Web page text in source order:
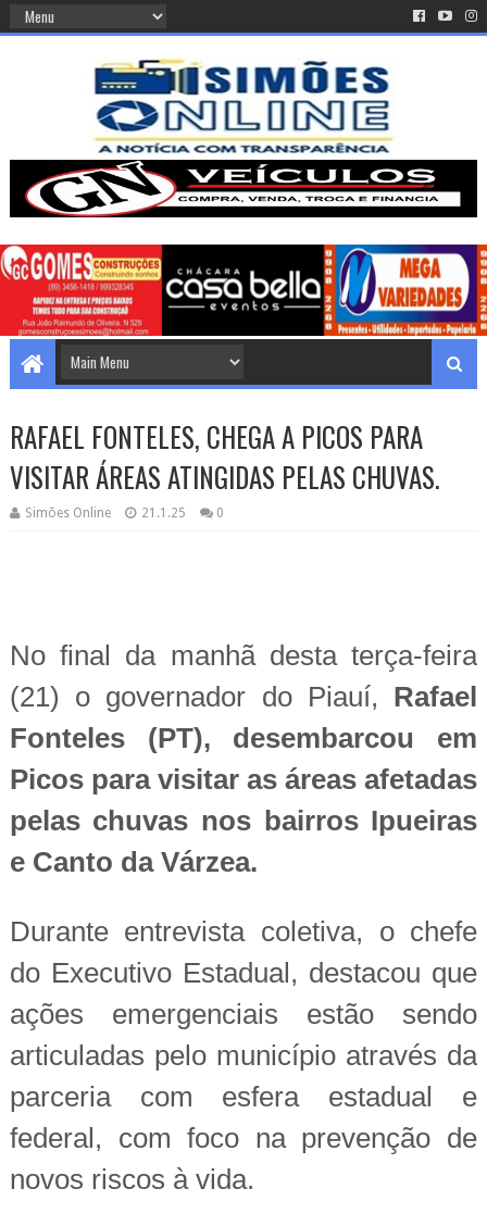
RAFAEL FONTELES, CHEGA A PICOS PARA
VISITAR ÁREAS ATINGIDAS PELAS CHUVAS.
Simões Online 21.1.25 0
No final da manhã desta terça-feira
(21) o governador do Piauí, Rafael
Fonteles (PT), desembarcou em
Picos para visitar as áreas afetadas
pelas chuvas nos bairros Ipueiras
e Canto da Várzea.
Durante entrevista coletiva, o chefe
do Executivo Estadual, destacou que
ações emergenciais estão sendo
articuladas pelo município através da
parceria com esfera estadual e
federal, com foco na prevenção de
novos riscos à vida.